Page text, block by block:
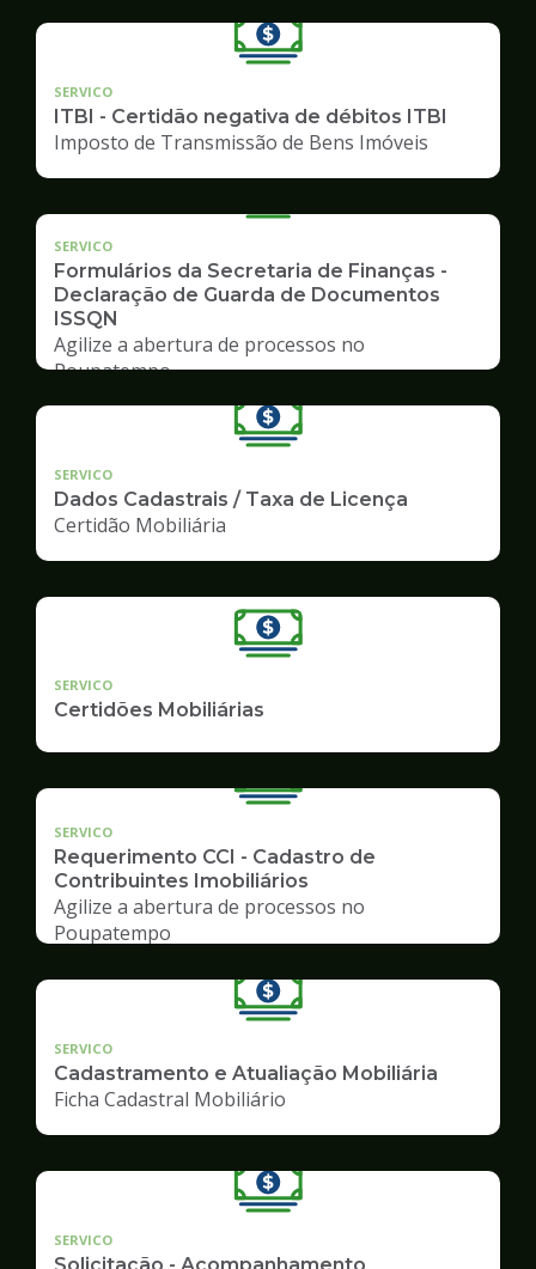
SERVICO
ITBI - Certidão negativa de débitos ITBI
Imposto de Transmissão de Bens Imóveis
SERVICO
Formulários da Secretaria de Finanças -
Declaração de Guarda de Documentos
ISSQN
Agilize a abertura de processos no
Poupatempo
SERVICO
Dados Cadastrais / Taxa de Licença
Certidão Mobiliária
SERVICO
Certidões Mobiliárias
SERVICO
Requerimento CCI - Cadastro de
Contribuintes Imobiliários
Agilize a abertura de processos no
Poupatempo
SERVICO
Cadastramento e Atualiação Mobiliária
Ficha Cadastral Mobiliário
SERVICO